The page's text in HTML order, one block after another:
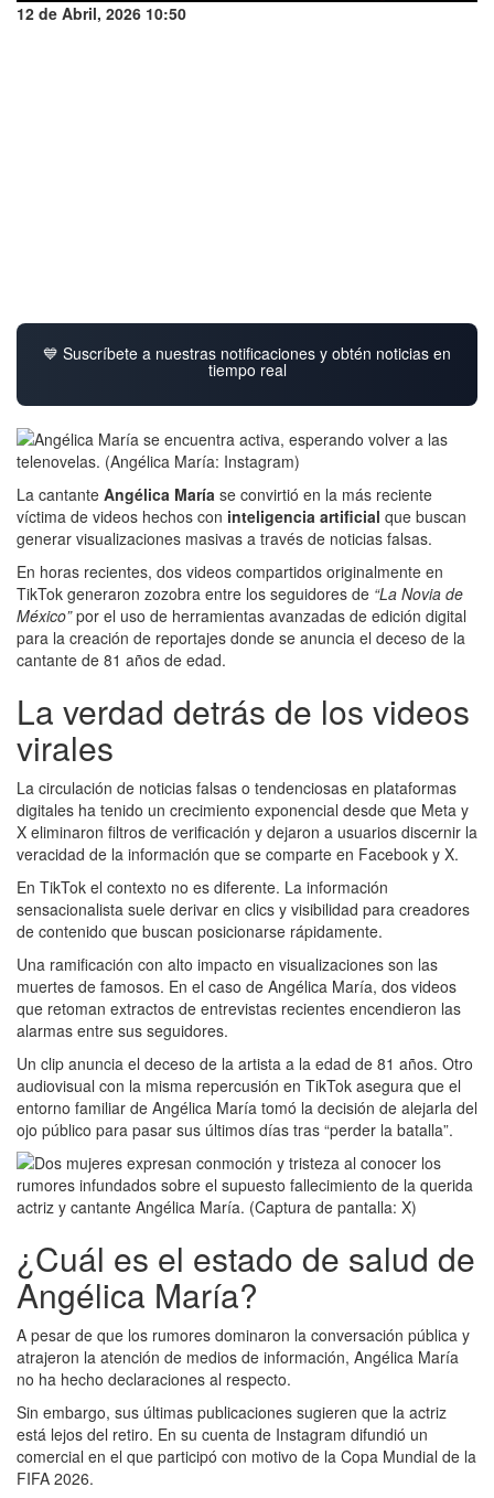
12 de Abril, 2026 10:50
💙 Suscríbete a nuestras notificaciones y obtén noticias en
tiempo real
La cantante Angélica María se convirtió en la más reciente
víctima de videos hechos con inteligencia artificial que buscan
generar visualizaciones masivas a través de noticias falsas.
En horas recientes, dos videos compartidos originalmente en
TikTok generaron zozobra entre los seguidores de “La Novia de
México”por el uso de herramientas avanzadas de edición digital
para la creación de reportajes donde se anuncia el deceso de la
cantante de 81 años de edad.
La verdad detrás de los videos
virales
La circulación de noticias falsas o tendenciosas en plataformas
digitales ha tenido un crecimiento exponencial desde que Meta y
X eliminaron filtros de verificación y dejaron a usuarios discernir la
veracidad de la información que se comparte en Facebook y X.
En TikTok el contexto no es diferente. La información
sensacionalista suele derivar en clics y visibilidad para creadores
de contenido que buscan posicionarse rápidamente.
Una ramificación con alto impacto en visualizaciones son las
muertes de famosos. En el caso de Angélica María, dos videos
que retoman extractos de entrevistas recientes encendieron las
alarmas entre sus seguidores.
Un clip anuncia el deceso de la artista a la edad de 81 años. Otro
audiovisual con la misma repercusión en TikTok asegura que el
entorno familiar de Angélica María tomó la decisión de alejarla del
ojo público para pasar sus últimos días tras “perder la batalla”.
¿Cuál es el estado de salud de
Angélica María?
A pesar de que los rumores dominaron la conversación pública y
atrajeron la atención de medios de información, Angélica María
no ha hecho declaraciones al respecto.
Sin embargo, sus últimas publicaciones sugieren que la actriz
está lejos del retiro. En su cuenta de Instagram difundió un
comercial en el que participó con motivo de la Copa Mundial de la
FIFA 2026.